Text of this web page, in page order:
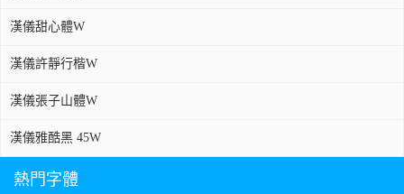
漢儀甜心體W
漢儀許靜行楷W
漢儀張子山體W
漢儀雅酷黑 45W
熱門字體